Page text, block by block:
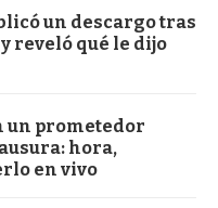
un descargo tras
reveló qué le dijo
un prometedor
hora,
en vivo